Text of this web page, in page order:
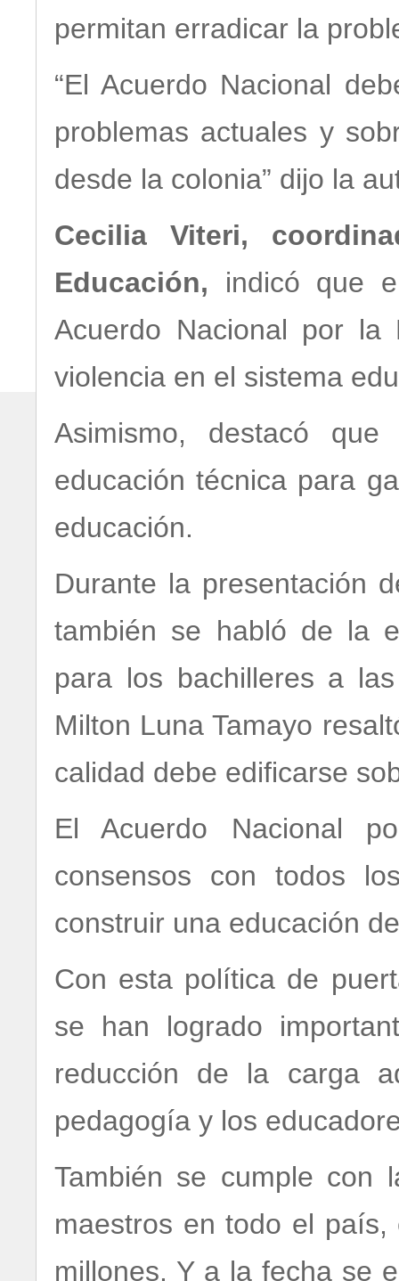
permitan erradicar la
“El Acuerdo Nacional
problemas actuales y
desde la colonia” dijo la
Cecilia Viteri,
Educación, indicó que
Acuerdo Nacional por la
violencia en el sistema
Asimismo, destacó
educación técnica para
educación.
Durante la presentación
también se habló de la
para los bachilleres a
Milton Luna Tamayo
calidad debe edificarse
El Acuerdo Nacional
consensos con todos
construir una educación
Con esta política de
se han logrado
reducción de la carga
pedagogía y los
También se cumple con
maestros en todo el
millones. Y a la fecha se